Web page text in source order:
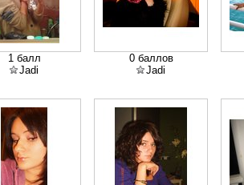
1 балл
Jadi
0 баллов
Jadi